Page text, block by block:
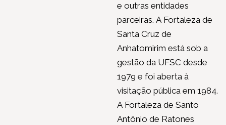
e outras entidades
parceiras. A Fortaleza de
Santa Cruz de
Anhatomirim está sob a
gestão da UFSC desde
1979 e foi aberta à
visitação pública em 1984.
A Fortaleza de Santo
Antônio de Ratones